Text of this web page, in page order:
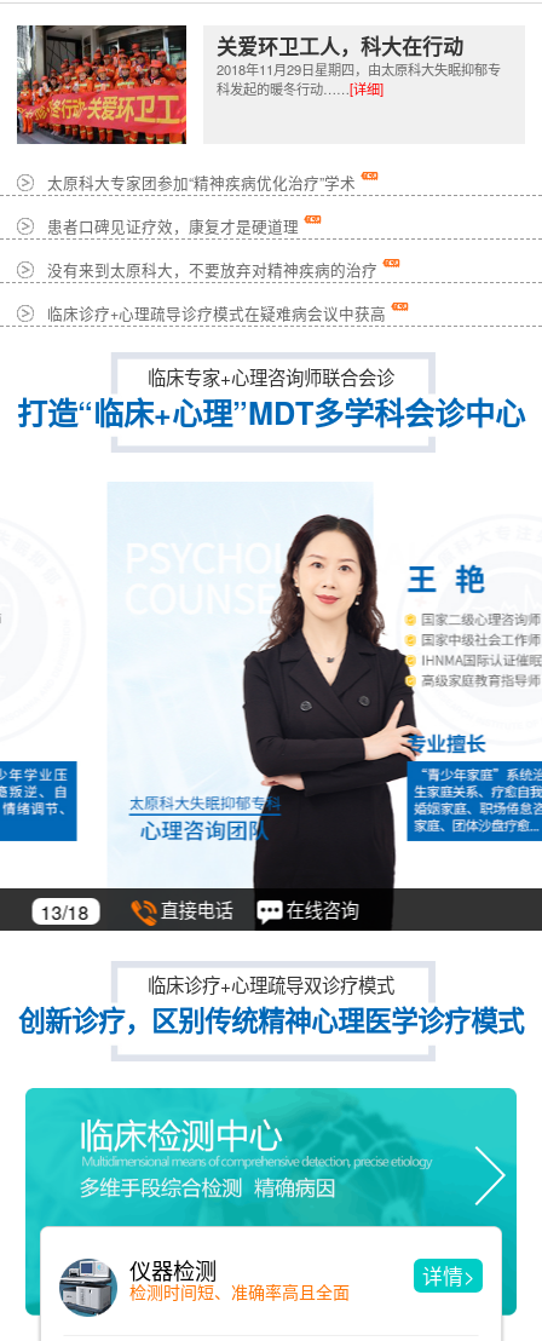
关爱环卫工人，科大在行动
2018年11月29日星期四，由太原科大失眠抑郁专
科发起的暖冬行动……[详细]
太原科大专家团参加“精神疾病优化治疗”学术
患者口碑见证疗效，康复才是硬道理
没有来到太原科大，不要放弃对精神疾病的治疗
临床诊疗+心理疏导诊疗模式在疑难病会议中获高
临床专家+心理咨询师联合会诊
打造“临床+心理”MDT多学科会诊中心
直接电话 在线咨询
临床诊疗+心理疏导双诊疗模式
创新诊疗，区别传统精神心理医学诊疗模式
精神分析疗法
洞见与自我了解 用诠释来消除冲突
详情>